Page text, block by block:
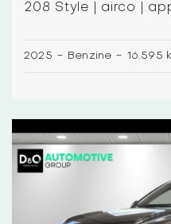
208 Style | airco |
2025 - Benzine - 16.595